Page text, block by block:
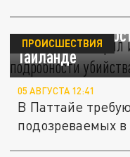
Телефон
Новые
Таиланде
ПРОИСШЕСТВИЯ
05 АВГУСТА 12:41
В Паттайе
подозреваемых в